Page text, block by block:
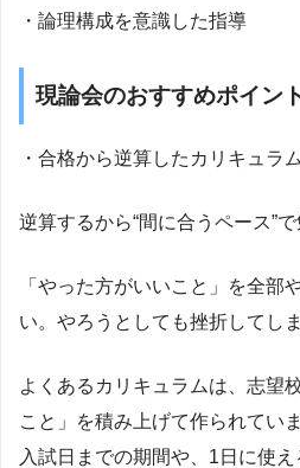
・論理構成を意識した指導
現論会のおすすめポイン
・合格から逆算したカリキュラム
逆算するから“間に合うペース”
「やった方がいいこと」を全部
い。やろうとしても挫折してし
よくあるカリキュラムは、志望
こと」を積み上げて作られてい
入試日までの期間や、1日に使